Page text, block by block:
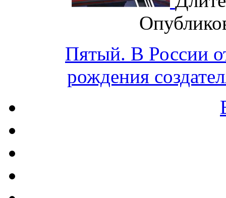
Пятый. В России
рождения